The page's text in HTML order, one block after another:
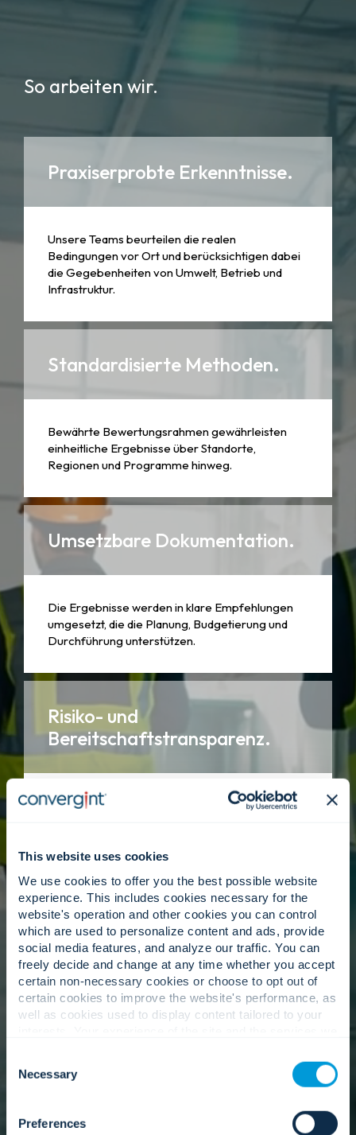
This website uses cookies
We use cookies to offer you the best possible website
experience. This includes cookies necessary for the
website's operation and other cookies you can control
which are used to personalize content and ads, provide
social media features, and analyze our traffic. You can
freely decide and change at any time whether you accept
certain non-necessary cookies or choose to opt out of
certain cookies to improve the website's performance, as
well as cookies used to display content tailored to your
cookies. Click "Show details" below for more information
about who we share your information with.
Selection
Necessary
Preferences
So arbeiten wir.
Praxiserprobte Erkenntnisse.
Unsere Teams beurteilen die realen
Bedingungen vor Ort und berücksichtigen dabei
die Gegebenheiten von Umwelt, Betrieb und
Infrastruktur.
Standardisierte Methoden.
Bewährte Bewertungsrahmen gewährleisten
einheitliche Ergebnisse über Standorte,
Regionen und Programme hinweg.
Umsetzbare Dokumentation.
Die Ergebnisse werden in klare Empfehlungen
umgesetzt, die die Planung, Budgetierung und
Durchführung unterstützen.
Risiko- und
Bereitschaftstransparenz.
Durch die Analysen werden Lücken aufgedeckt,
Der Mensch steht im
Mittelpunkt:
Vertrauenswürdige Berater.
Unsere Teams arbeiten eng mit Ihren zusammen,
verstanden, aufeinander abgestimmt und nutzbar
sind.